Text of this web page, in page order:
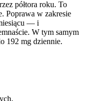
półtora roku. To
Poprawa w zakresie
— i
W tym samym
192 mg dziennie.